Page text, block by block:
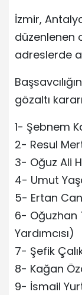
İzmir,
düzenlenen
adreslerde
gözaltı
1- Şebnem
2- Resul
3- Oğuz Ali
4- Umut
5- Ertan Can
6- Oğuzhan
Yardımcısı)
7- Şefik
8- Kağan
9- İsmail